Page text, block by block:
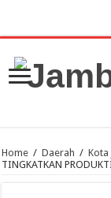
Home / Daerah / Kota
TINGKATKAN